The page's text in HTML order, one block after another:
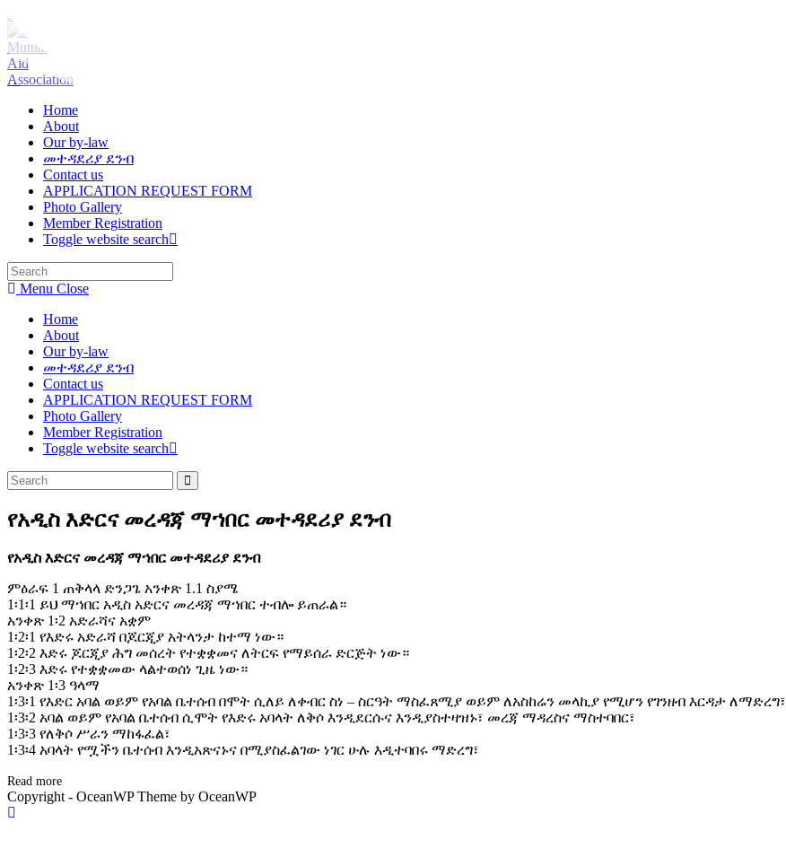
Skip to content
Home
About
Our by-law
መተዳደሪያ ደንብ
Contact us
APPLICATION REQUEST FORM
Photo Gallery
Member Registration
Toggle website search
Menu Close
Home
About
Our by-law
መተዳደሪያ ደንብ
Contact us
APPLICATION REQUEST FORM
Photo Gallery
Member Registration
Toggle website search
የአዲስ እድርና መረዳጃ ማኀበር መተዳደሪያ ደንብ
የአዲስ እድርና መረዳጃ ማኀበር መተዳደሪያ ደንብ
ምዕራፍ 1 ጠቅላላ ድንጋጌ አንቀጽ 1.1 ስያሜ
1፡1፡1 ይህ ማኀበር አዲስ አድርና መረዳጃ ማኀበር ተብሎ ይጠራል።
አንቀጽ 1፡2 አድራሻና አቋም
1፡2፡1 የእድሩ አድራሻ በጆርጂያ አትላንታ ከተማ ነው።
1፡2፡2 እድሩ ጆርጂያ ሕግ መሰረት የተቋቋመና ለትርፍ የማይሰራ ድርጅት ነው።
1፡2፡3 እድሩ የተቋቋመው ላልተወሰነ ጊዜ ነው።
አንቀጽ 1፡3 ዓላማ
1፡3፡1 የእድር አባል ወይም የአባል ቤተሰብ በሞት ሲለይ ለቀብር ስነ – ስርዓት ማስፈጸሚያ ወይም ለአስከሬን መላኪያ የሚሆን የገንዘብ እርዳታ ለማድረግ፣
1፡3፡2 አባል ወይም የአባል ቤተሰብ ሲሞት የእድሩ አባላት ለቅሶ እንዲደርሱና እንዲያስተዛዝኑ፣ መረጃ ማዳረስና ማስተባበር፣
1፡3፡3 የለቅሶ ሥራን ማከፋፈል፣
1፡3፡4 አባላት የሟችን ቤተሰብ እንዲአጽናኑና በሚያስፈልገው ነገር ሁሉ እዲተባበሩ ማድረግ፣
Read more
Copyright - OceanWP Theme by OceanWP